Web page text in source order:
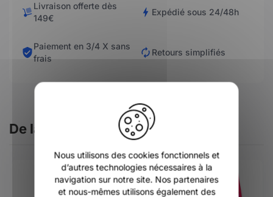
Livraison offerte dès
149€
Expédié sous 24/48h
Paiement en 3/4 X sans
frais
Retours simplifiés
De la même catégorie
-20%
Nous utilisons des cookies fonctionnels et
d’autres technologies nécessaires à la
navigation sur notre site. Nos partenaires
et nous-mêmes utilisons également des